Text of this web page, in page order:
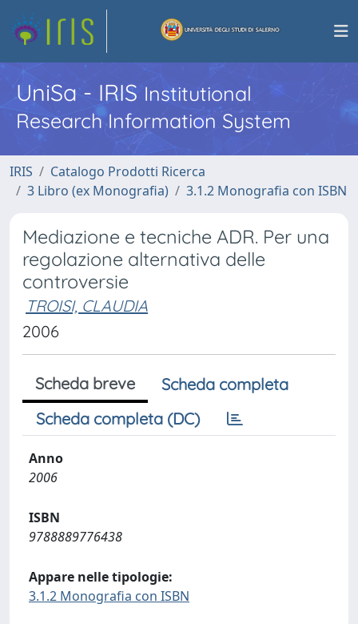
UniSa - IRISInstitutional
Research Information System
IRIS
Catalogo Prodotti Ricerca
3 Libro (ex Monografia)
3.1.2 Monografia con ISBN
Mediazione e tecniche ADR. Per una
regolazione alternativa delle
controversie
TROISI, CLAUDIA
2006
Scheda breve
Scheda completa
Scheda completa (DC)
Anno
2006
ISBN
9788889776438
Appare nelle tipologie:
3.1.2 Monografia con ISBN